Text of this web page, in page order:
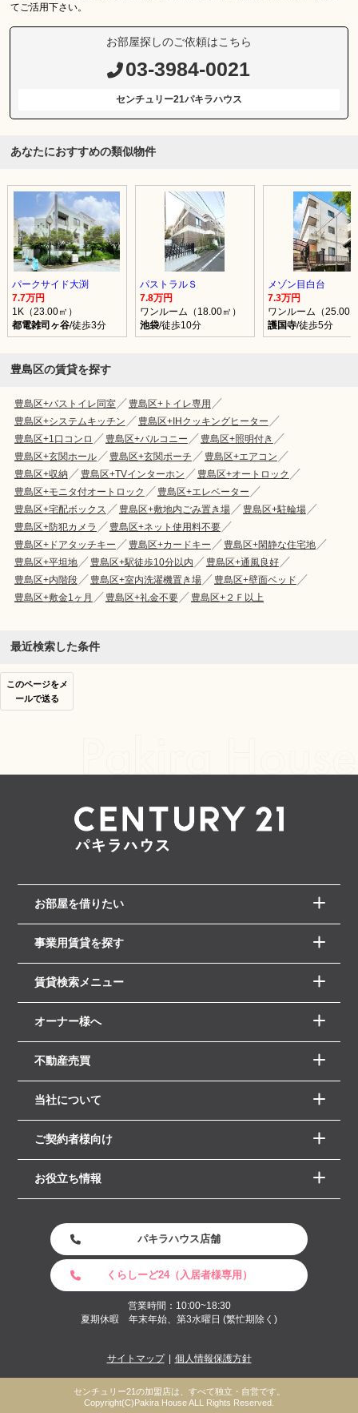
てご活用下さい。
お部屋探しのご依頼はこちら
03-3984-0021
センチュリー21パキラハウス
あなたにおすすめの類似物件
パークサイド大渕
7.7万円
1K（23.00㎡）
都電雑司ヶ谷/徒歩3分
パストラルＳ
7.8万円
ワンルーム（18.00㎡）
池袋/徒歩10分
メゾン目白台
7.3万円
ワンルーム（25.00
護国寺/徒歩5分
豊島区の賃貸を探す
豊島区+バストイレ同室
豊島区+トイレ専用
豊島区+システムキッチン
豊島区+IHクッキングヒーター
豊島区+1口コンロ
豊島区+バルコニー
豊島区+照明付き
豊島区+玄関ホール
豊島区+玄関ポーチ
豊島区+エアコン
豊島区+収納
豊島区+TVインターホン
豊島区+オートロック
豊島区+モニタ付オートロック
豊島区+エレベーター
豊島区+宅配ボックス
豊島区+敷地内ごみ置き場
豊島区+駐輪場
豊島区+防犯カメラ
豊島区+ネット使用料不要
豊島区+ドアタッチキー
豊島区+カードキー
豊島区+閑静な住宅地
豊島区+平坦地
豊島区+駅徒歩10分以内
豊島区+通風良好
豊島区+内階段
豊島区+室内洗濯機置き場
豊島区+壁面ベッド
豊島区+敷金1ヶ月
豊島区+礼金不要 豊島区+２Ｆ以上
最近検索した条件
このページをメ
ールで送る
お部屋を借りたい
事業用賃貸を探す
賃貸検索メニュー
オーナー様へ
不動産売買
当社について
ご契約者様向け
お役立ち情報
パキラハウス店舗
くらしーど24（入居者様専用）
営業時間：10:00~18:30
夏期休暇 年末年始、第3水曜日 (繁忙期除く)
サイトマップ 個人情報保護方針
センチュリー21の加盟店は、すべて独立・自営です。
Copyright(C)Pakira House ALL Rights Reserved.